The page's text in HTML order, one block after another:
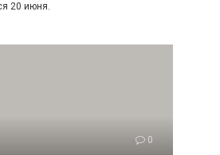
20 июня.
0